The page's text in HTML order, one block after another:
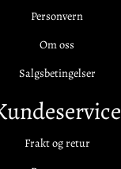
Personvern
Om oss
Salgsbetingelser
Frakt og retur